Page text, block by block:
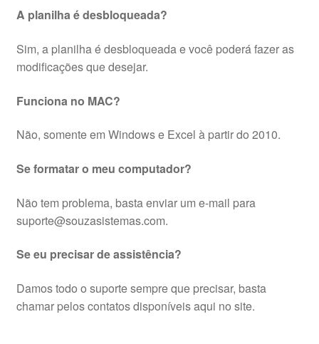
A planilha é desbloqueada?
Sim, a planilha é desbloqueada e você poderá fazer as
modificações que desejar.
Funciona no MAC?
Não, somente em Windows e Excel à partir do 2010.
Se formatar o meu computador?
Não tem problema, basta enviar um e-mail para
suporte@souzasistemas.com.
Se eu precisar de assistência?
Damos todo o suporte sempre que precisar, basta
chamar pelos contatos disponíveis aqui no site.